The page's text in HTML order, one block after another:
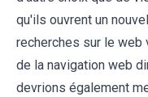
qu'ils ouvrent un
recherches sur le web
de la navigation web
devrions également